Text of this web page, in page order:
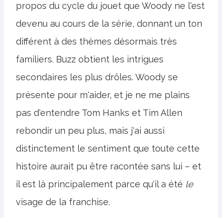
propos du cycle du jouet que Woody ne l'est
devenu au cours de la série, donnant un ton
différent à des thèmes désormais très
familiers. Buzz obtient les intrigues
secondaires les plus drôles. Woody se
présente pour m'aider, et je ne me plains
pas d'entendre Tom Hanks et Tim Allen
rebondir un peu plus, mais j'ai aussi
distinctement le sentiment que toute cette
histoire aurait pu être racontée sans lui – et
il est là principalement parce qu'il a été le
visage de la franchise.